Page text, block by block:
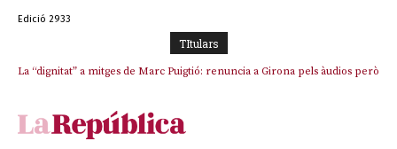
Edició 2933
TItulars
La “dignitat” a mitges de Marc Puigtió: renuncia a Girona pels àudios però